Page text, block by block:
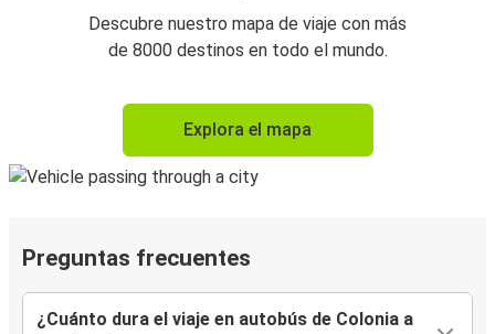
Descubre nuestro mapa de viaje con más
de 8000 destinos en todo el mundo.
Explora el mapa
Preguntas frecuentes
¿Cuánto dura el viaje en autobús de Colonia a